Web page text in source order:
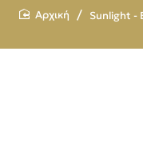
Sunlight -